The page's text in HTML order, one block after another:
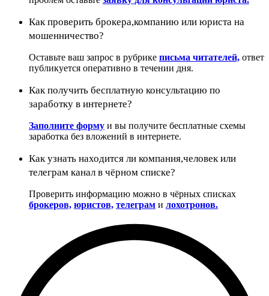
Как проверить брокера,компанию или юриста на
мошенничество?
Оставьте ваш запрос в рубрике письма читателей, ответ
публикуется оперативно в течении дня.
Как получить бесплатную консультацию по
заработку в интернете?
Заполните форму и вы получите бесплатные схемы
заработка без вложений в интернете.
Как узнать находится ли компания,человек или
телеграм канал в чёрном списке?
Проверить информацию можно в чёрных списках
брокеров, юристов, телеграм и лохотронов.